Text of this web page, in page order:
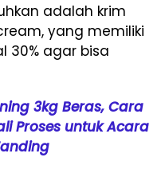
adalah krim
yang memiliki
30% agar bisa
3kg Beras, Cara
Proses untuk Acara